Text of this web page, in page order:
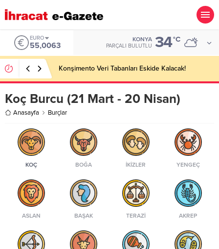
EURO
55,0063
KONYA
PARÇALI BULUTLU 34°C
Konşimento Veri Tabanları Eskide Kalacak!
Koç Burcu (21 Mart - 20 Nisan)
Anasayfa Burçlar
KOÇ BOĞA İKIZLER YENGEÇ
ASLAN BAŞAK TERAZI AKREP